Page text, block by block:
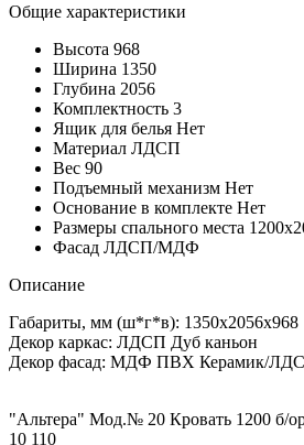
Общие характеристики
Высота 968
Ширина 1350
Глубина 2056
Комплектность 3
Ящик для белья Нет
Материал ЛДСП
Вес 90
Подъемный механизм Нет
Основание в комплекте Нет
Размеры спального места
Фасад ЛДСП/МДФ
Описание
Габариты, мм (ш*г*в): 1350х2056х968
Декор каркас: ЛДСП Дуб каньон
Декор фасад: МДФ ПВХ Керамик/
"Альтера" Мод.№ 20 Кровать 1200 б/
10 110